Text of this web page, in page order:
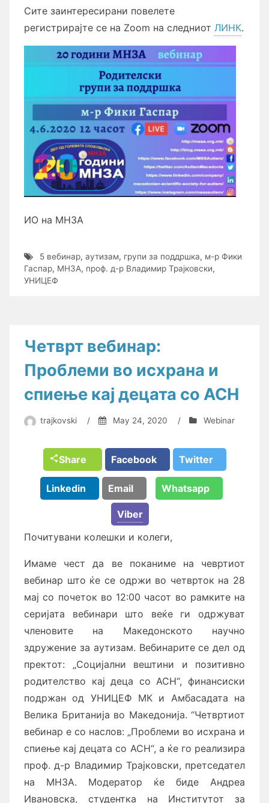
Сите заинтересирани повелете
регистрирајте се на Zoom на следниот ЛИНК.
ИО на МНЗА
5 вебинар, аутизам, групи за поддршка, м-р Фики
Гаспар, МНЗА, проф. д-р Владимир Трајковски,
УНИЦЕФ
Четврт вебинар:
Проблеми во исхрана и
спиење кај децата со АСН
trajkovski / May 24, 2020 / Webinar
Share Facebook Twitter
Linkedin Email Whatsapp
Viber
Почитувани колешки и колеги,
Имаме чест да ве поканиме на чевртиот
вебинар што ќе се одржи во четврток на 28
мај со почеток во 12:00 часот во рамките на
серијата вебинари што веќе ги одржуват
членовите на Македонското научно
здружение за аутизам. Вебинарите се дел од
пректот: „Социјални вештини и позитивно
родителство кај деца со АСН“, финансиски
подржан од УНИЦЕФ МК и Амбасадата на
Велика Британија во Македонија. “Четвртиот
вебинар е со наслов: „Проблеми во исхрана и
спиење кај децата со АСН“, а ќе го реализира
проф. д-р Владимир Трајковски, претседател
на МНЗА. Модератор ќе биде Андреа
Ивановска, студентка на Институтот за